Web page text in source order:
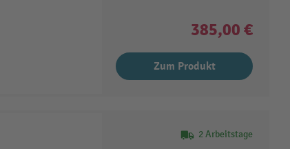
385,00 €
Zum Produkt
2 Arbeitstage